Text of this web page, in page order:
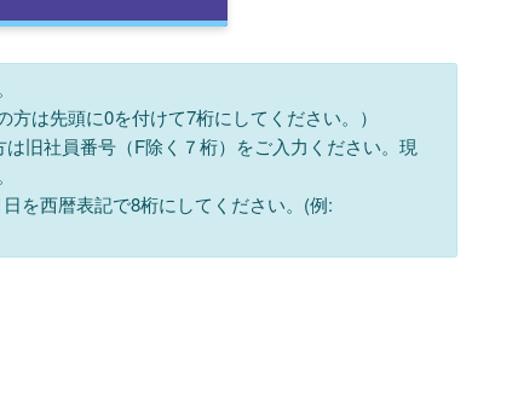
は先頭に0を付けて7桁にしてください。）
旧社員番号（F除く７桁）をご入力ください。現
を西暦表記で8桁にしてください。(例: